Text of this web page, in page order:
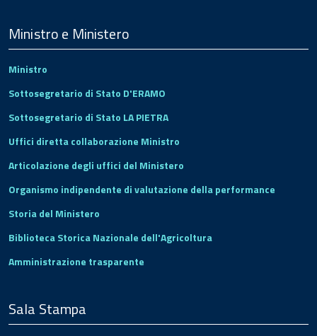
Footer
Ministro e Ministero
Ministro
Sottosegretario di Stato D'ERAMO
Sottosegretario di Stato LA PIETRA
Uffici diretta collaborazione Ministro
Articolazione degli uffici del Ministero
Organismo indipendente di valutazione della performance
Storia del Ministero
Biblioteca Storica Nazionale dell'Agricoltura
Amministrazione trasparente
Sala Stampa